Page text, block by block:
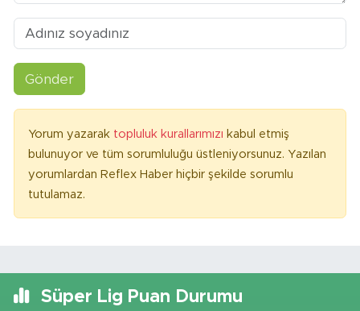
Gönder
Yorum yazarak topluluk kurallarımızı kabul etmiş
bulunuyor ve tüm sorumluluğu üstleniyorsunuz. Yazılan
yorumlardan Reflex Haber hiçbir şekilde sorumlu
tutulamaz.
Süper Lig Puan Durumu